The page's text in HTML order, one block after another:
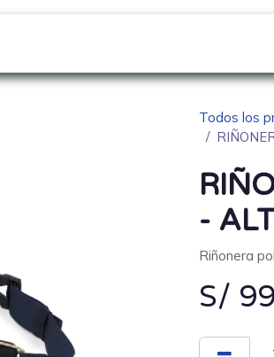
Todos los
-
Riñonera
S/